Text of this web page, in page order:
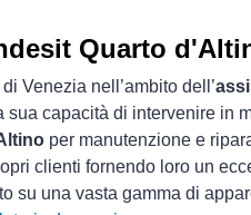
Quarto
Venezia nell’ambito dell’
capacità di intervenire in
per manutenzione e
clienti fornendo loro un
su una vasta gamma di